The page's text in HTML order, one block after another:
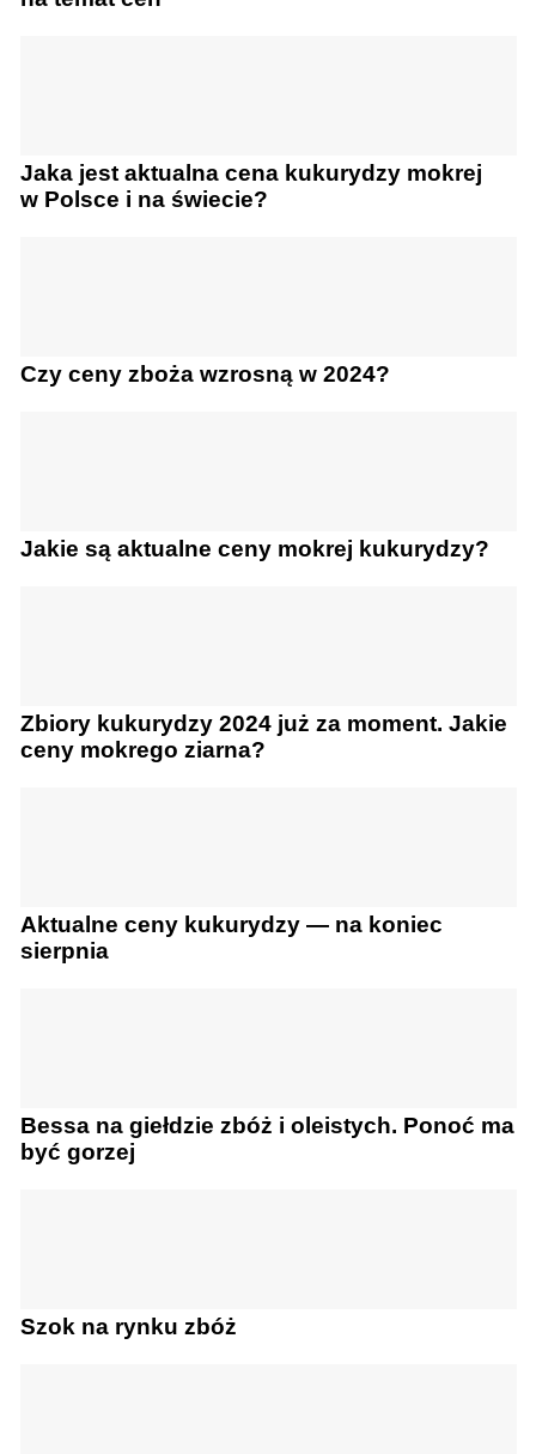
Jaka jest aktualna cena kukurydzy mokrej
w Polsce i na świecie?
Czy ceny zboża wzrosną w 2024?
Jakie są aktualne ceny mokrej kukurydzy?
Zbiory kukurydzy 2024 już za moment. Jakie
ceny mokrego ziarna?
Aktualne ceny kukurydzy — na koniec
sierpnia
Bessa na giełdzie zbóż i oleistych. Ponoć ma
być gorzej
Szok na rynku zbóż